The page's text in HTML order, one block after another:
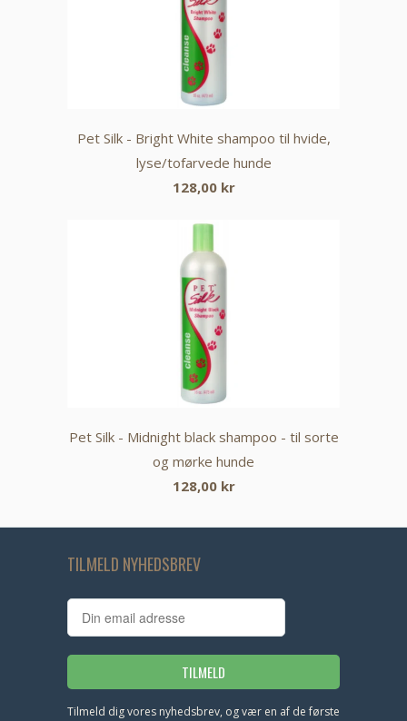
Pet Silk - Bright White shampoo til hvide,
lyse/tofarvede hunde
128,00 kr
Pet Silk - Midnight black shampoo - til sorte
og mørke hunde
128,00 kr
TILMELD NYHEDSBREV
Tilmeld dig vores nyhedsbrev, og vær en af de første